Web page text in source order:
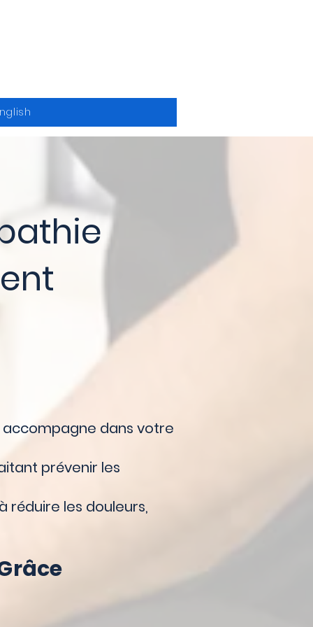
accompagne dans votre
prévenir les
réduire les douleurs,